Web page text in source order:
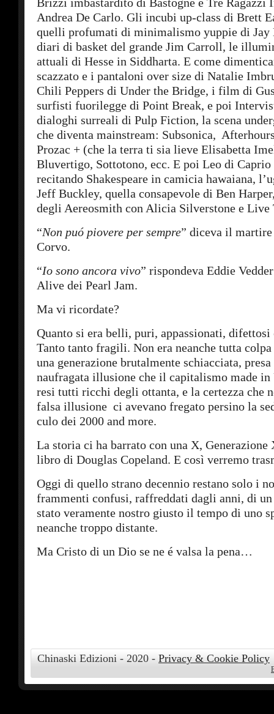
Andrea De Carlo. Gli incubi up-class di Brett
quelli profumati di minimalismo yuppie di Jay
diari di basket del grande Jim Carroll, le
attuali di Hesse in Siddharta. E come
scazzato e i pantaloni over size di Natalie
Chili Peppers di Under the Bridge, i film di
surfisti fuorilegge di Point Break, e poi
dialoghi surreali di Pulp Fiction, la scena
che diventa mainstream: Subsonica,
Prozac + (che la terra ti sia lieve Elisabetta
Bluvertigo, Sottotono, ecc. E poi Leo di Caprio
recitando Shakespeare in camicia hawaiana,
Jeff Buckley, quella consapevole di Ben
degli Aereosmith con Alicia Silverstone e
“Non puó piovere per sempre” diceva il
Corvo.
“Io sono ancora vivo” rispondeva Eddie
Alive dei Pearl Jam.
Ma vi ricordate?
Quanto si era belli, puri, appassionati,
Tanto tanto fragili. Non era neanche tutta
una generazione brutalmente schiacciata,
naufragata illusione che il capitalismo made in
resi tutti ricchi degli ottanta, e la certezza che
falsa illusione ci avevano fregato persino la
culo dei 2000 and more.
La storia ci ha barrato con una X,
libro di Douglas Copeland. E così verremo
Oggi di quello strano decennio restano solo i
frammenti confusi, raffreddati dagli anni, di un
stato veramente nostro giusto il tempo di uno
neanche troppo distante.
Ma Cristo di un Dio se ne é valsa la pena…
Chinaski Edizioni - 2020 - Privacy & Cookie Policy